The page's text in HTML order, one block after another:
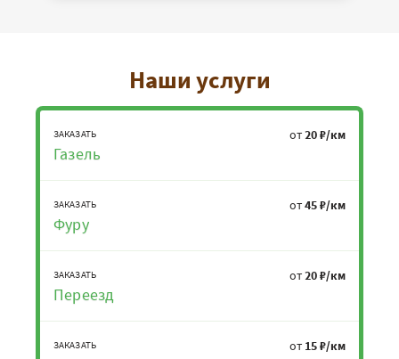
Наши услуги
ЗАКАЗАТЬ
Газель
от20 ₽/км
ЗАКАЗАТЬ
Фуру
от45 ₽/км
ЗАКАЗАТЬ
Переезд
от20 ₽/км
ЗАКАЗАТЬ от 15 ₽/км